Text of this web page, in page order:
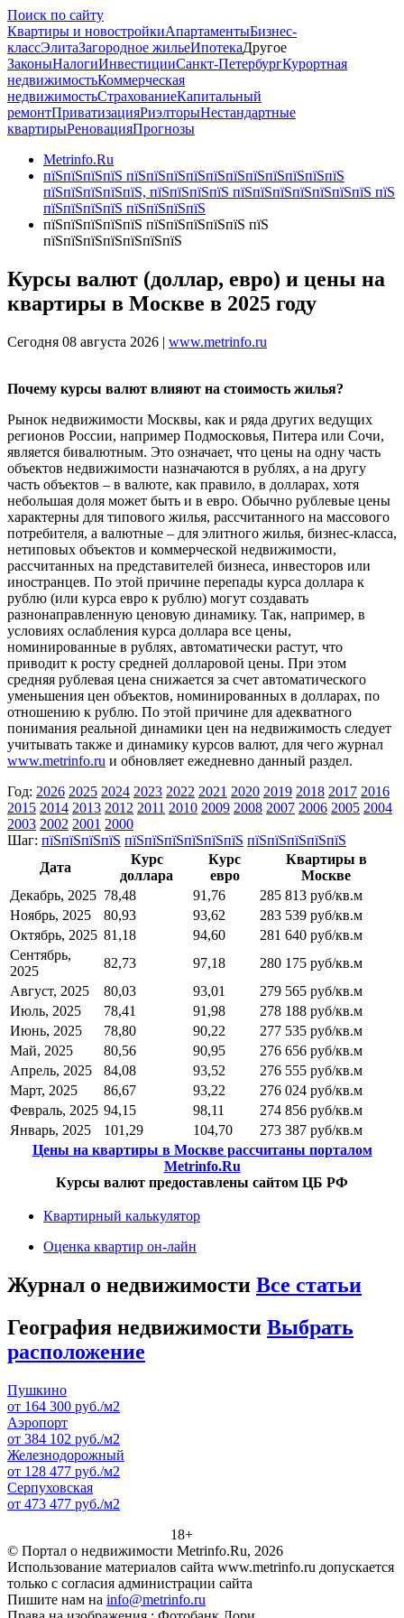
Поиск по сайту
Квартиры и новостройкиАпартаментыБизнес-
классЭлитаЗагородное жильеИпотекаДругое
ЗаконыНалогиИнвестицииСанкт-ПетербургКурортная
недвижимостьКоммерческая
недвижимостьСтрахованиеКапитальный
ремонтПриватизацияРиэлторыНестандартные
квартирыРеновацияПрогнозы
Metrinfo.Ru
пїЅпїЅпїЅпїЅ пїЅпїЅпїЅпїЅпїЅпїЅпїЅпїЅпїЅпїЅпїЅ
пїЅпїЅпїЅпїЅпїЅ, пїЅпїЅпїЅпїЅ пїЅпїЅпїЅпїЅпїЅпїЅпїЅ пїЅ
пїЅпїЅпїЅпїЅ пїЅпїЅпїЅпїЅ
пїЅпїЅпїЅпїЅпїЅ пїЅпїЅпїЅпїЅпїЅ пїЅ
пїЅпїЅпїЅпїЅпїЅпїЅпїЅ
Курсы валют (доллар, евро) и цены на
квартиры в Москве в 2025 году
Сегодня 08 августа 2026 | www.metrinfo.ru
Почему курсы валют влияют на стоимость жилья?
Рынок недвижимости Москвы, как и ряда других ведущих
регионов России, например Подмосковья, Питера или Сочи,
является бивалютным. Это означает, что цены на одну часть
объектов недвижимости назначаются в рублях, а на другу
часть объектов – в валюте, как правило, в долларах, хотя
небольшая доля может быть и в евро. Обычно рублевые цены
характерны для типового жилья, рассчитанного на массового
потребителя, а валютные – для элитного жилья, бизнес-класса,
нетиповых объектов и коммерческой недвижимости,
рассчитанных на представителей бизнеса, инвесторов или
иностранцев. По этой причине перепады курса доллара к
рублю (или курса евро к рублю) могут создавать
разнонаправленную ценовую динамику. Так, например, в
условиях ослабления курса доллара все цены,
номинированные в рублях, автоматически растут, что
приводит к росту средней долларовой цены. При этом
средняя рублевая цена снижается за счет автоматического
уменьшения цен объектов, номинированных в долларах, по
отношению к рублю. По этой причине для адекватного
понимания реальной динамики цен на недвижимость следует
учитывать также и динамику курсов валют, для чего журнал
www.metrinfo.ru и обновляет ежедневно данный раздел.
Год: 2026 2025 2024 2023 2022 2021 2020 2019 2018 2017 2016
2015 2014 2013 2012 2011 2010 2009 2008 2007 2006 2005 2004
2003 2002 2001 2000
Шаг: пїЅпїЅпїЅпїЅ пїЅпїЅпїЅпїЅпїЅпїЅ пїЅпїЅпїЅпїЅпїЅ
Дата
Курс
доллара
Курс
евро
Квартиры в
Москве
Декабрь, 2025 78,48 91,76
285 813 руб/кв.м
Ноябрь, 2025
80,93 93,62
283 539 руб/кв.м
Октябрь, 2025 81,18 94,60
281 640 руб/кв.м
Сентябрь,
2025
82,73 97,18
280 175 руб/кв.м
Август, 2025
80,03 93,01
279 565 руб/кв.м
Июль, 2025
78,41 91,98
278 188 руб/кв.м
Июнь, 2025
78,80 90,22
277 535 руб/кв.м
Май, 2025
80,56 90,95
276 656 руб/кв.м
Апрель, 2025
84,08 93,52
276 555 руб/кв.м
Март, 2025
86,67 93,22
276 024 руб/кв.м
Февраль, 2025 94,15 98,11
274 856 руб/кв.м
Январь, 2025
101,29 104,70
273 387 руб/кв.м
Цены на квартиры в Москве рассчитаны порталом
Metrinfo.Ru
Курсы валют предоставлены сайтом ЦБ РФ
Квартирный калькулятор
Оценка квартир он-лайн
Журнал о недвижимости Все статьи
География недвижимости Выбрать
расположение
Пушкино
от 164 300 руб./м2
Аэропорт
от 384 102 руб./м2
Железнодорожный
от 128 477 руб./м2
Серпуховская
от 473 477 руб./м2
18+
© Портал о недвижимости Metrinfo.Ru, 2026
Использование материалов сайта www.metrinfo.ru допускается
только с согласия администрации сайта
Пишите нам на info@metrinfo.ru